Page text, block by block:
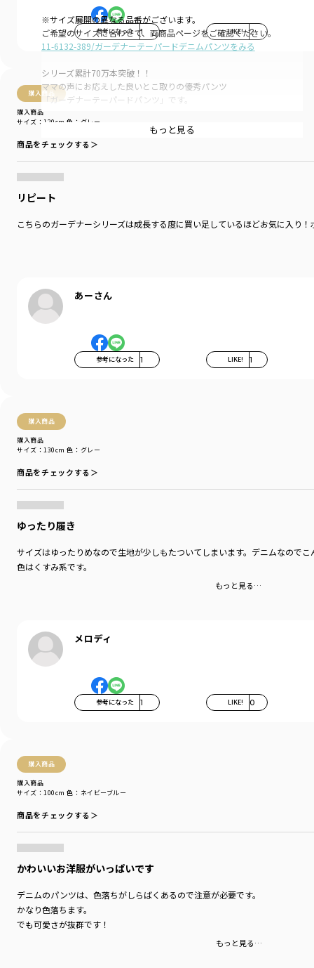
参考になった 1 LIKE! 2
購入商品
購入商品
サイズ：120cm 色：グレー
商品をチェックする＞
リピート
こちらのガーデナーシリーズは成長する度に買い足しているほどお気に入り
あーさん
参考になった 1 LIKE! 1
購入商品
購入商品
サイズ：130cm 色：グレー
商品をチェックする＞
ゆったり履き
サイズはゆったりめなので生地が少しもたついてしまいます。デニムなので
色はくすみ系です。
もっと見る…
メロディ
参考になった 1 LIKE! 0
購入商品
購入商品
サイズ：100cm 色：ネイビーブルー
商品をチェックする＞
かわいいお洋服がいっぱいです
デニムのパンツは、色落ちがしらばくあるので注意が必要です。
かなり色落ちます。
でも可愛さが抜群です！
もっと見る…
※サイズ展開の異なる品番がございます。
ご希望のサイズに合わせて、両商品ページをご確認ください。
11-6132-389/ガーデナーテーパードデニムパンツをみる
シリーズ累計70万本突破！！
ママの声にお応えした良いとこ取りの優秀パンツ
「ガーデナーテーパードパンツ」です。
■ポイント
子どもがはきやすく動きやすい立体的なシルエット。
ゆったりとした腰回りから、裾はすっきりと。
お洒落なテーパードデザイン。
履きやすくて動きやすい、男の子も女の子も使える
フラッシャーが付いています。
※一点一点、多少の色差が出ることがございますが
ウォッシュ加工の特徴となりますので不良品ではございません。
上記の点をあらかじめご了承の上、ご注文くださいませ。
ブルー:青空
-----
透け感：なし
ポケット：あり
裏地：なし
ウエストゴム調整：可
着用イメージ/カラー：86:カミナリグモ
サイズ：サイズ110
性別タイプ
／BOY
商品番号
もっと見る